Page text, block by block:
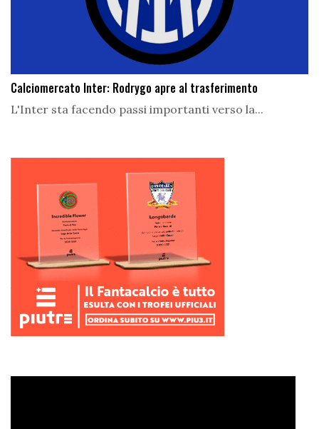
Calciomercato Inter: Rodrygo apre al trasferimento
L'Inter sta facendo passi importanti verso la...